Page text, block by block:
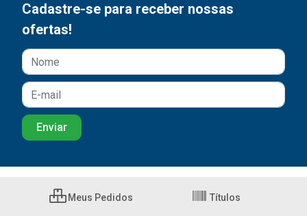
Cadastre-se para receber nossas
ofertas!
Meus Pedidos Títulos